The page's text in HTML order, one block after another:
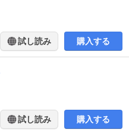
試し読み 購入する
試し読み 購入する